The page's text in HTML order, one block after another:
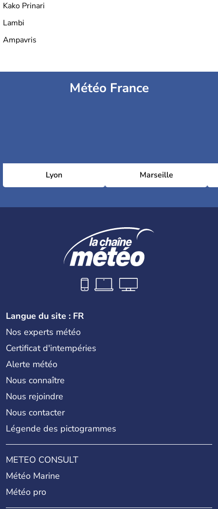
Kako Prinari
Lambi
Ampavris
Météo France
Lyon Marseille
Langue du site : FR
Nos experts météo
Certificat d'intempéries
Alerte météo
Nous connaître
Nous rejoindre
Nous contacter
Légende des pictogrammes
METEO CONSULT
Météo Marine
Météo pro